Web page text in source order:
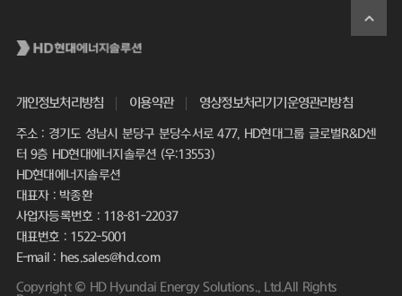
개인정보처리방침 이용약관 영상정보처리기기운영관리방침
주소 : 경기도 성남시 분당구 분당수서로 477, HD현대그룹 글로벌R&D센
터 9층 HD현대에너지솔루션 (우:13553)
HD현대에너지솔루션
대표자 : 박종환
사업자등록번호 : 118-81-22037
대표번호 : 1522-5001
E-mail : hes.sales@hd.com
Copyright © HD Hyundai Energy Solutions., Ltd.All Rights